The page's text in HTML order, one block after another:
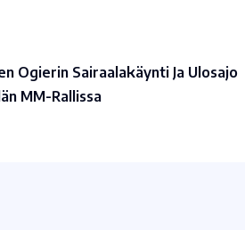
Ogierin Sairaalakäynti Ja Ulosajo
MM-Rallissa